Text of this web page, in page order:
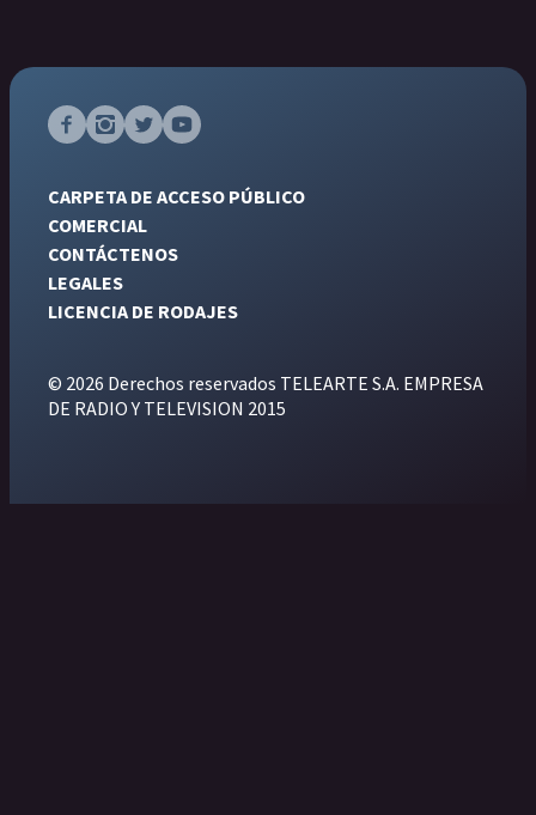
CARPETA DE ACCESO PÚBLICO
COMERCIAL
CONTÁCTENOS
LEGALES
LICENCIA DE RODAJES
© 2026 Derechos reservados TELEARTE S.A. EMPRESA
DE RADIO Y TELEVISION 2015